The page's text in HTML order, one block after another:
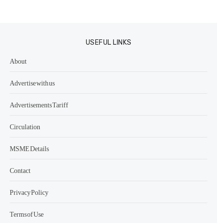
USEFUL LINKS
About
Advertise with us
Advertisements Tariff
Circulation
MSME Details
Contact
Privacy Policy
Terms of Use